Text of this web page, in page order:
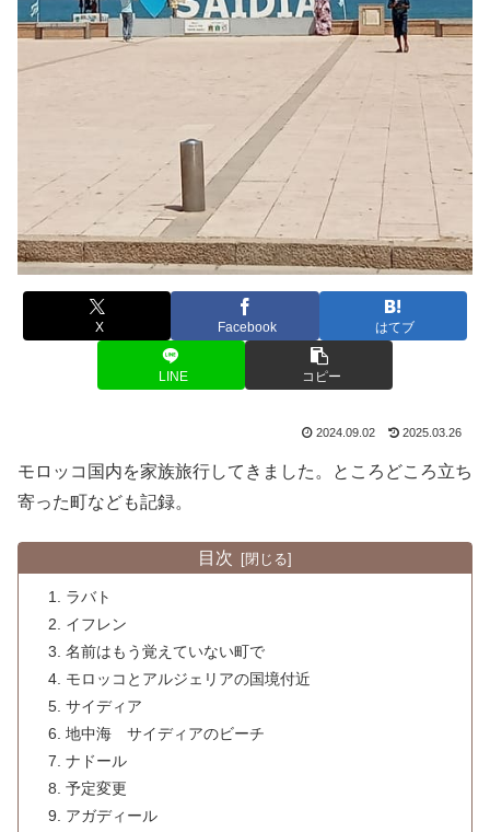
X Facebook はてブ
LINE コピー
2024.09.02 2025.03.26
モロッコ国内を家族旅行してきました。ところどころ立ち
寄った町なども記録。
目次
ラバト
イフレン
名前はもう覚えていない町で
モロッコとアルジェリアの国境付近
サイディア
地中海 サイディアのビーチ
ナドール
予定変更
アガディール